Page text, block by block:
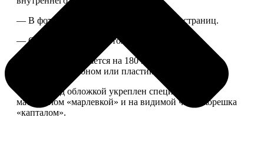
— В фотокниге может быть от 20 до 100 страниц.
— Страницы плотные, толщина 1 мм.
— Книга раскрывается на 180 градусов, развороты
укреплены картоном или пластиком.
— Блок под обложкой укреплен специальным
материалом «марлевкой» и на видимой части корешка
«капталом».